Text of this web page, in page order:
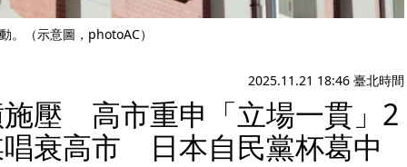
。（示意圖，photoAC）
2025.11.21 18:46 臺北時間
壓 高市重申「立場一貫」2
唱衰高市 日本自民黨杯葛中